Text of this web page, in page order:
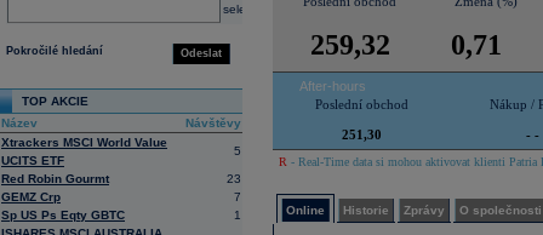
select
Odeslat
Pokročilé hledání
TOP AKCIE
Název
Návštěvy
Xtrackers MSCI World Value
UCITS ETF
5
Red Robin Gourmt
23
GEMZ Crp
7
Sp US Ps Eqty GBTC
1
259,32 0,71
After-hours
Poslední obchod
Nákup /
251,30 - -
R - Real-Time data si mohou aktivovat klienti
Online Historie Zprávy O společnosti